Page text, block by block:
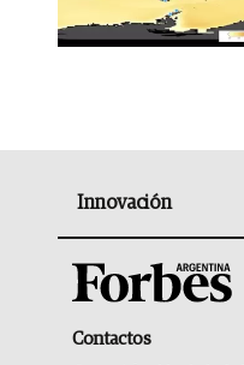
Innovación
Contactos